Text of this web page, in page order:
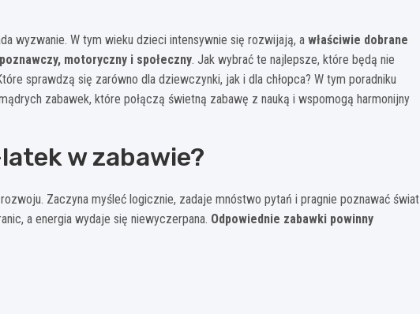
wyzwanie. W tym wieku dzieci intensywnie się rozwijają, a właściwie dobrane
motoryczny i społeczny. Jak wybrać te najlepsze, które będą nie
sprawdzą się zarówno dla dziewczynki, jak i dla chłopca? W tym poradniku
zabawek, które połączą świetną zabawę z nauką i wspomogą harmonijny
w zabawie?
Zaczyna myśleć logicznie, zadaje mnóstwo pytań i pragnie poznawać świat
a energia wydaje się niewyczerpana. Odpowiednie zabawki powinny